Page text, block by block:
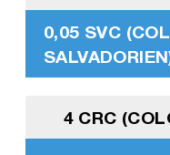
0,05 SVC
4 CRC